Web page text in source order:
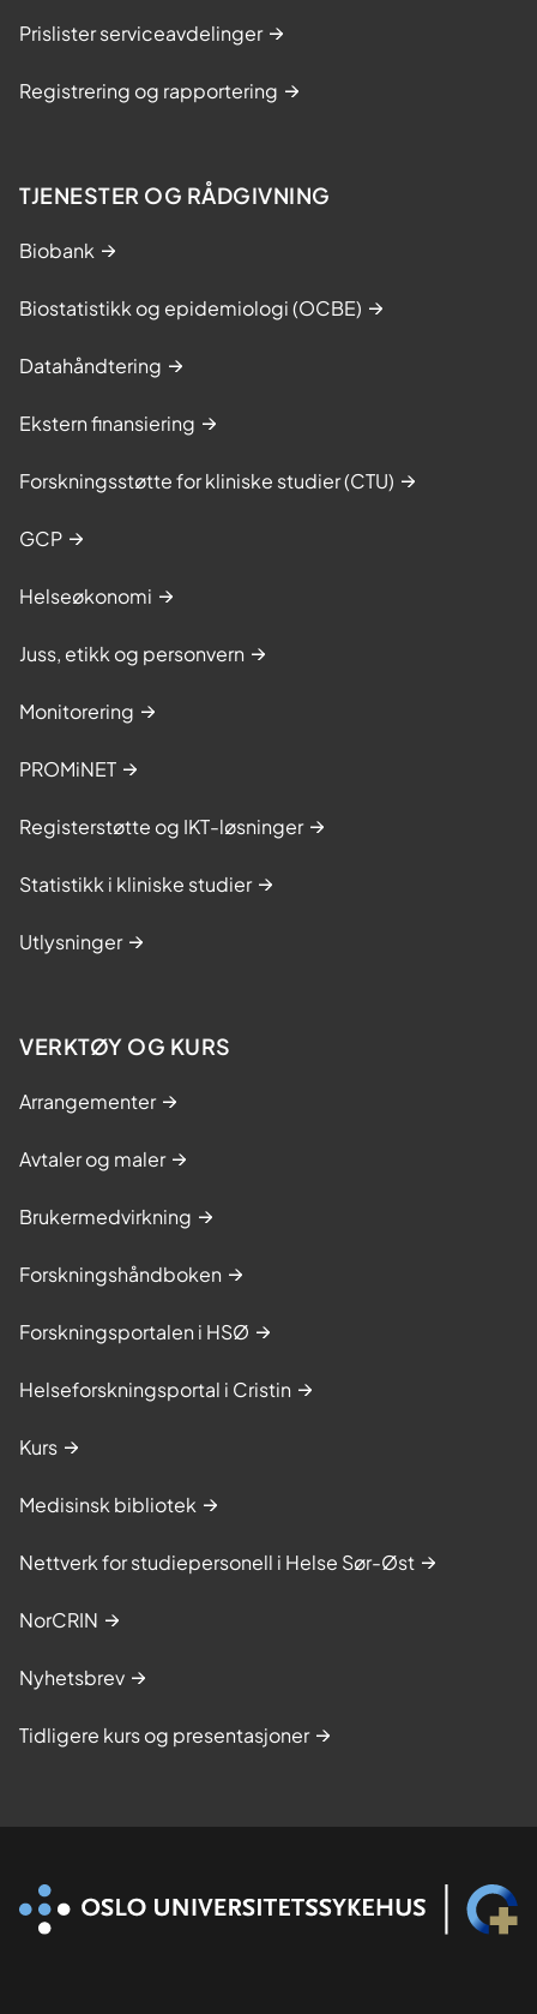
Prislister serviceavdelinger
Registrering og rapportering
TJENESTER OG RÅDGIVNING
Biobank
Biostatistikk og epidemiologi (OCBE)
Datahåndtering
Ekstern finansiering
Forskningsstøtte for kliniske studier (CTU)
GCP
Helseøkonomi
Juss, etikk og personvern
Monitorering
PROMiNET
Registerstøtte og IKT-løsninger
Statistikk i kliniske studier
Utlysninger
VERKTØY OG KURS
Arrangementer
Avtaler og maler
Brukermedvirkning
Forskningshåndboken
Forskningsportalen i HSØ
Helseforskningsportal i Cristin
Kurs
Medisinsk bibliotek
Nettverk for studiepersonell i Helse Sør-Øst
NorCRIN
Nyhetsbrev
Tidligere kurs og presentasjoner